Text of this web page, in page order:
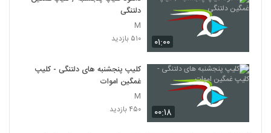
۰۱:۰۰
دلتنگی
M
۵۱۰ بازدید
۰۰:۱۸
کلیپ پنجشنبه های دلتنگی - کلیپ
غمگین اموات
M
۴۵۰ بازدید